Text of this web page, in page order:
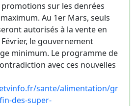
sur les denrées
Au 1er Mars, seuls
autorisés à la vente en
le gouvernement
minimum. Le programme de
avec ces nouvelles
sante/alimentation/gr
des-super-